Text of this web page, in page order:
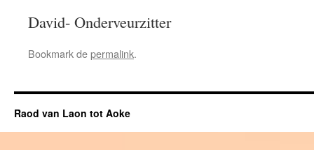
David- Onderveurzitter
Bookmark depermalink.
Raod van Laon tot Aoke